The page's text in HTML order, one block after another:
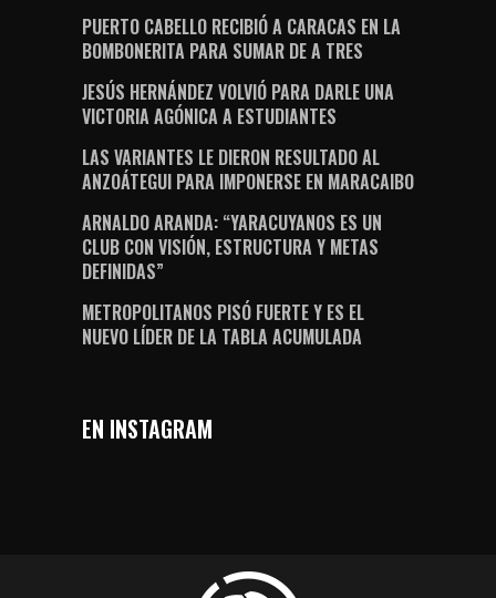
PUERTO CABELLO RECIBIÓ A CARACAS EN LA
BOMBONERITA PARA SUMAR DE A TRES
JESÚS HERNÁNDEZ VOLVIÓ PARA DARLE UNA
VICTORIA AGÓNICA A ESTUDIANTES
LAS VARIANTES LE DIERON RESULTADO AL
ANZOÁTEGUI PARA IMPONERSE EN MARACAIBO
ARNALDO ARANDA: “YARACUYANOS ES UN
CLUB CON VISIÓN, ESTRUCTURA Y METAS
DEFINIDAS”
METROPOLITANOS PISÓ FUERTE Y ES EL
NUEVO LÍDER DE LA TABLA ACUMULADA
EN INSTAGRAM